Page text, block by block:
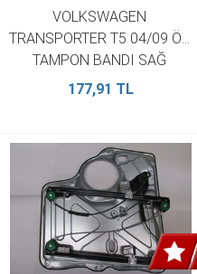
VOLKSWAGEN
TRANSPORTER T5 04/09 ÖN
TAMPON BANDI SAĞ
7H08077187G9
177,91 TL